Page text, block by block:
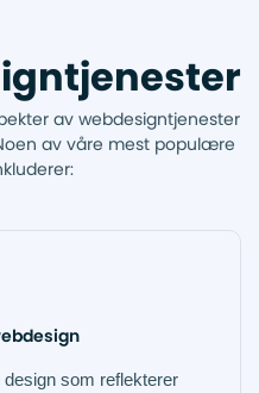
av webdesigntjenester
av våre mest populære
som reflekterer